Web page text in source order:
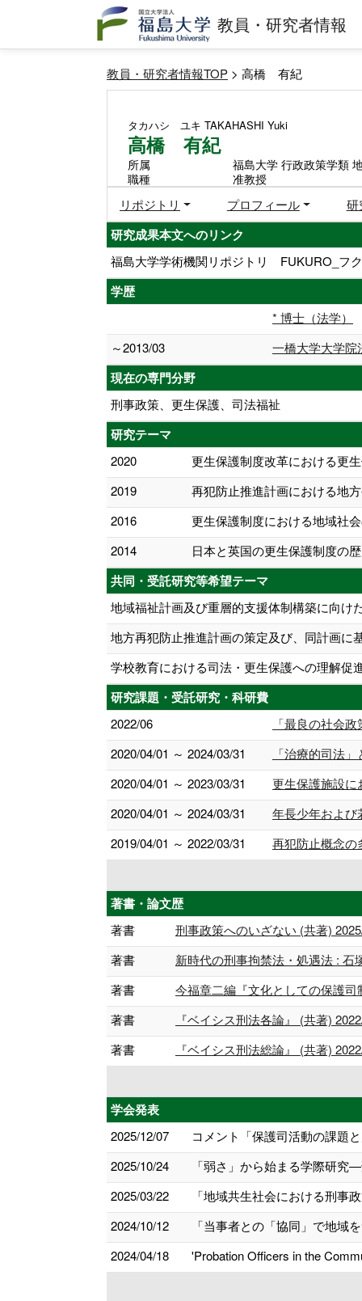
教員・研究者情報
教員・研究者情報TOP > 高橋 有紀
タカハシ ユキ TAKAHASHI Yuki
高橋 有紀
所属
福島大学 行政政策学類
職種
准教授
リポジトリ プロフィール 研
研究成果本文へのリンク
福島大学学術機関リポジトリ FUKURO_フ
学歴
* 博士（法学）
～2013/03
一橋大学大学
現在の専門分野
刑事政策、更生保護、司法福祉
研究テーマ
2020
更生保護制度改革における更
2019
再犯防止推進計画における地
2016
更生保護制度における地域社
2014
日本と英国の更生保護制度の
共同・受託研究等希望テーマ
地域福祉計画及び重層的支援体制構築に向け
地方再犯防止推進計画の策定及び、同計画に
学校教育における司法・更生保護への理解促
研究課題・受託研究・科研費
2022/06
「最良の社会
2020/04/01 ～ 2024/03/31
「治療的司法
2020/04/01 ～ 2023/03/31
更生保護施設に
2020/04/01 ～ 2024/03/31
年長少年および
2019/04/01 ～ 2022/03/31
再犯防止概念の
著書・論文歴
著書
刑事政策へのいざない (共著)
著書
新時代の刑事拘禁法・処遇法 :
著書
今福章二編『文化としての保護司
著書
『ベイシス刑法各論』 (共著)
著書
『ベイシス刑法総論』 (共著)
学会発表
2025/12/07
コメント「保護司活動の課題
2025/10/24
「弱さ」から始まる学際研究
2025/03/22
「地域共生社会における刑
2024/10/12
「当事者との「協同」で地域
2024/04/18
'Probation Officers in the